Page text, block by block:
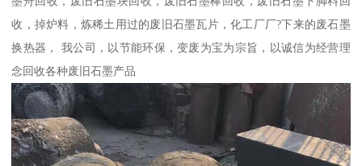
收，掉炉料，炼稀土用过的废旧石墨瓦片，化工厂厂?下来的废石墨
换热器， 我公司，以节能环保，变废为宝为宗旨，以诚信为经营理
念回收各种废旧石墨产品